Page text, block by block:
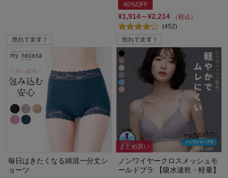
40%OFF
¥1,914～¥2,214
（税込）
(452)
毎日はきたくなる綿混一分丈シ
ョーツ
まとめ買い
ノンワイヤークロスメッシュモ
ールドブラ 【吸水速乾・軽量】